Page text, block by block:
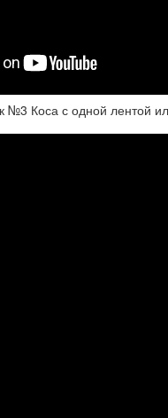
№3 Коса с одной лентой